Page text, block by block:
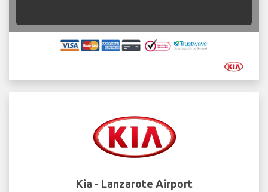
Kia - Lanzarote Airport